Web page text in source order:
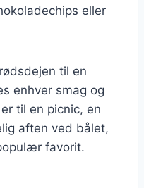
eller
til en
enhver smag og
til en picnic, en
aften ved bålet,
favorit.